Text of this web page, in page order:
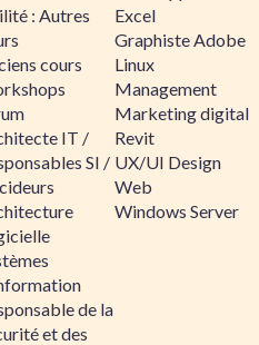
: Autres
cours
IT /
SI /
de la
et des
Excel
Graphiste Adobe
Linux
Management
Marketing digital
Revit
UX/UI Design
Web
Windows Server